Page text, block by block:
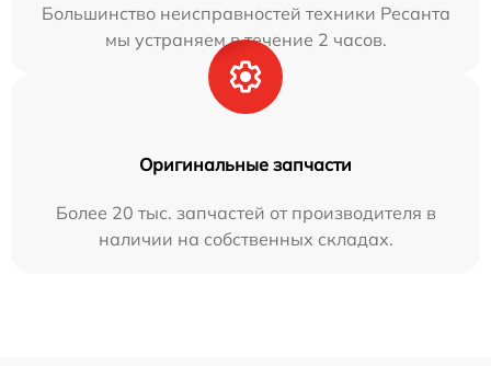
Большинство неисправностей техники Ресанта
мы устраняем в течение 2 часов.
Оригинальные запчасти
Более 20 тыс. запчастей от производителя в
наличии на собственных складах.